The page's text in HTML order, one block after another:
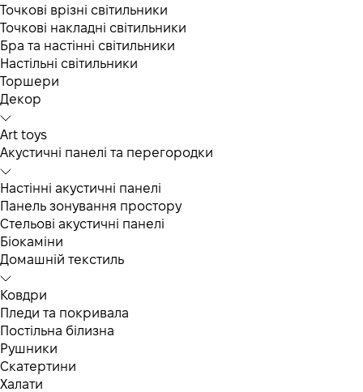
Точкові врізні світильники
Точкові накладні світильники
Бра та настінні світильники
Настільні світильники
Торшери
Декор
Art toys
Акустичні панелі та перегородки
Настінні акустичні панелі
Панель зонування простору
Стельові акустичні панелі
Біокаміни
Домашній текстиль
Ковдри
Пледи та покривала
Постільна білизна
Рушники
Скатертини
Халати